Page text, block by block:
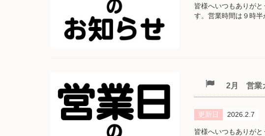
皆様へいつもありが
す。営業時間は９時
2月 営業
更新日 2026.2.7
皆様へいつもありが